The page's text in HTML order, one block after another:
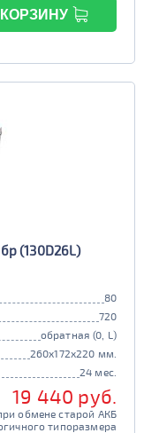
КОРЗИНУ
(130D26L)
80
720
обратная (0, L)
260x172x220 мм.
24 мес.
19 440 руб.
обмене старой АКБ
типоразмера